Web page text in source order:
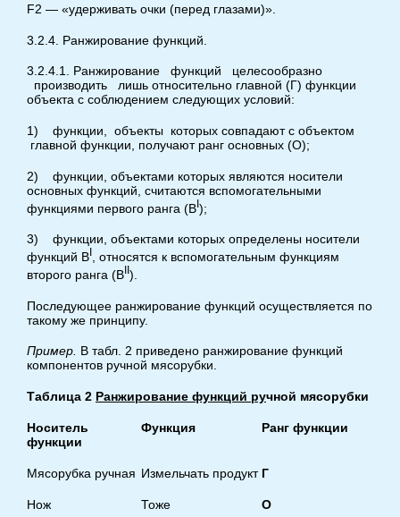
F2 — «удерживать очки (перед глазами)».
3.2.4. Ранжирование функций.
3.2.4.1. Ранжирование функций целесообразно
производить лишь относительно главной (Г) функции
объекта с соблюдением следующих условий:
1) функции, объекты которых совпадают с объектом
главной функции, получают ранг основных (О);
2) функции, объектами которых являются носители
основных функций, считаются вспомогательными
функциями первого ранга (ВI);
3) функции, объектами которых определены носители
функций В
, относятся к вспомогательным функциям
второго ранга (В ).
Последующее ранжирование функций осуществляется по
такому же принципу.
Пример. В табл. 2 приведено ранжирование функций
компонентов ручной мясорубки.
Таблица 2 Ранжирование функций ручной мясорубки
Носитель
функции
Функция Ранг функции
Мясорубка ручная Измельчать продукт Г
Нож Тоже О